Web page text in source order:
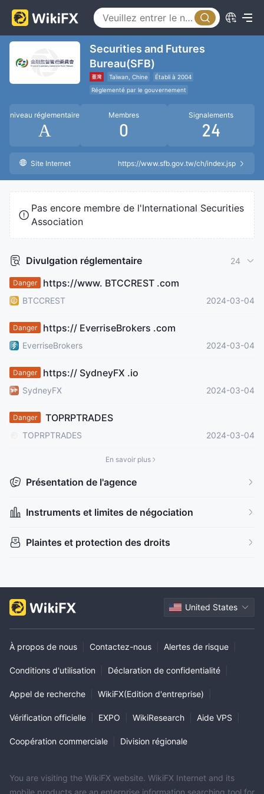
Securities and Futures
Bureau(SFB)
Taïwan, Chine
Établi à 2004
Réglementé par le gouvernement
niveau réglementaire
A
Membres
0
Signalements
24
Site Internet https://www.sfb.gov.tw/ch/index.jsp
Pas encore membre de l'International Securities
Association
Divulgation réglementaire 24
Danger https://www. BTCCREST .com
BTCCREST 2024-03-04
Danger https:// EverriseBrokers .com
EverriseBrokers 2024-03-04
Danger https:// SydneyFX .io
SydneyFX 2024-03-04
Danger TOPRPTRADES
TOPRPTRADES 2024-03-04
En savoir plus
Présentation de l'agence
Instruments et limites de négociation
Plaintes et protection des droits
United States
À propos de nous Contactez-nous Alertes de risque
Conditions d'utilisation Déclaration de confidentialité
Appel de recherche WikiFX(Edition d'entreprise)
Vérification officielle EXPO WikiResearch Aide VPS
Coopération commerciale Division régionale
You are visiting the WikiFX website. WikiFX Internet and its
mobile products are an enterprise information searching tool for